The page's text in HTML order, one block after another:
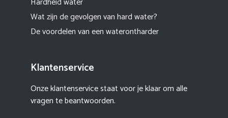
Wat zijn de gevolgen van hard water?
De voordelen van een waterontharder
Klantenservice
Onze klantenservice staat voor je klaar om alle
vragen te beantwoorden.